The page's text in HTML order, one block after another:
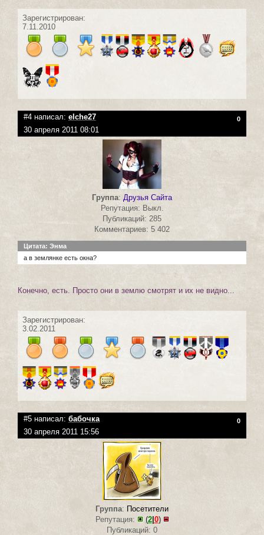
Зарегистрирован:
7.11.2010
#4 написал: elche27 0
30 апреля 2011 08:01
Группа: Друзья Сайта
Репутация: Выкл.
Публикаций: 285
Комментариев: 5 402
Цитата: Энма
а в землянке есть окна?
Конечно, есть. Просто они в землю смотрят и их не видно...
Зарегистрирован:
3.02.2011
#5 написал: бабочка 0
30 апреля 2011 15:56
Группа: Посетители
Репутация:
(2| 0)
Публикаций: 0